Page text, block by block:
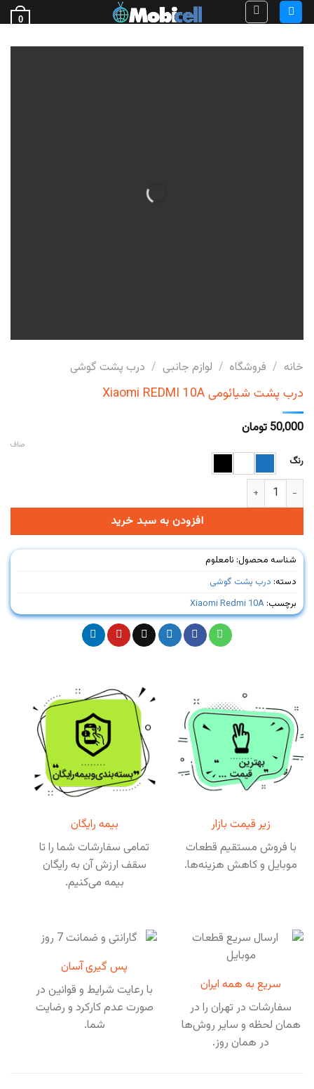
Skip
to
content
0
خانه / فروشگاه / لوازم جانبی / درب پشت گوشی
درب پشت شیائومی Xiaomi REDMI 10A
50,000 تومان
رنگ
صاف
درب پشت شیائومی Xiaomi REDMI 10A عدد
افزودن به سبد خرید
شناسه محصول: نامعلوم
دسته: درب پشت گوشی
برچسب: Xiaomi Redmi 10A
زیر قیمت بازار
با فروش مستقیم قطعات
موبایل و کاهش هزینه‌ها.
بیمه رایگان
تمامی سفارشات شما را تا
سقف ارزش آن به رایگان
بیمه می‌کنیم.
سریع به همه ایران
سفارشات در تهران را در
همان لحظه و سایر روش‌ها
در همان روز.
پس گیری آسان
با رعایت شرایط و قوانین در
صورت عدم کارکرد و رضایت
شما.